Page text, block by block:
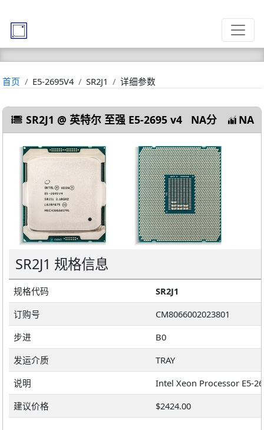
首页 E5-2695V4 SR2J1 详细参数
SR2J1 @ 英特尔 至强 E5-2695 v4 NA分 NA
SR2J1 规格信息
规格代码
SR2J1
订购号
CM8066002023801
步进
B0
发运介质
TRAY
说明
建议价格
$2424.00